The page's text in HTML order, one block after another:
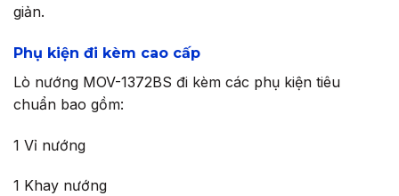
giản.
Phụ kiện đi kèm cao cấp
Lò nướng MOV-1372BS đi kèm các phụ kiện tiêu
chuẩn bao gồm:
1 Vỉ nướng
1 Khay nướng